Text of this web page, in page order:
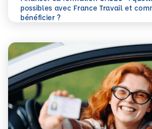
possibles avec France Travail et
bénéficier ?
En savoir plus
Financer sa formation CACES® :